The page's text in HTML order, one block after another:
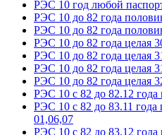
РЭС 10 год любой
РЭС 10 до 82 года
РЭС 10 до 82 года
РЭС 10 до 82 года целая
РЭС 10 до 82 года целая
РЭС 10 до 82 года целая
РЭС 10 до 82 года целая
РЭС 10 с 82 до 82.12 года
РЭС 10 с 82 до 83.11 года
01,06,07
РЭС 10 с 82 до 83.12 года